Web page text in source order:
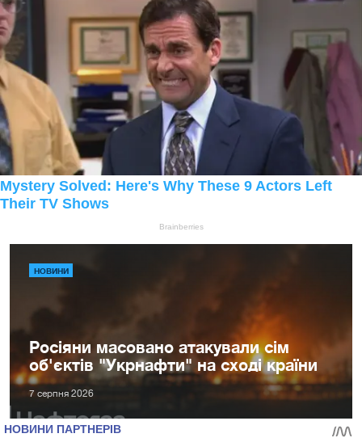
НОВИНИ
Росіяни масовано атакували сім
об'єктів "Укрнафти" на сході країни
7 серпня 2026